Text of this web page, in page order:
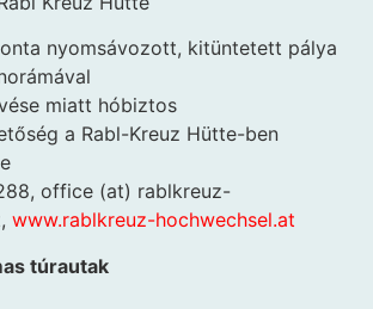
nyomsávozott, kitüntetett pálya
miatt hóbiztos
a Rabl-Kreuz Hütte-ben
office (at) rablkreuz-
www.rablkreuz-hochwechsel.at
túrautak